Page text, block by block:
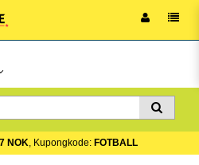
NOK, Kupongkode: FOTBALL